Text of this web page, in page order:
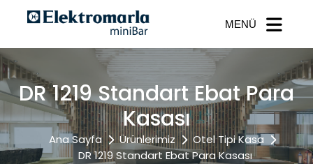
MENÜ
DR 1219 Standart Ebat Para
Kasası
Ana Sayfa Ürünlerimiz
Otel Tipi Kasa
DR 1219 Standart Ebat Para Kasası